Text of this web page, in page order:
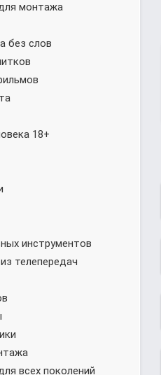
монтажа
без слов
18+
инструментов
телепередач
всех поколений